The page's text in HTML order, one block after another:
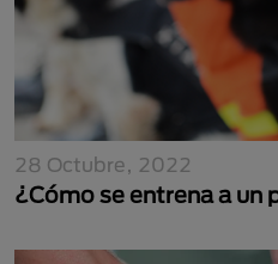
28 Octubre, 2022
¿Cómo se entrena a un